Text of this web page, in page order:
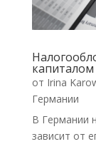
капиталом
от Irina
Германии
В Германии
зависит от